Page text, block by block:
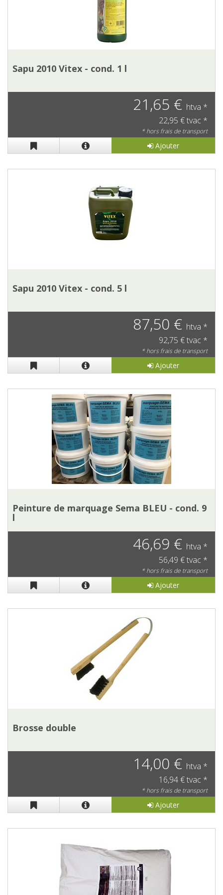
Sapu 2010 Vitex - cond. 1 l
21,65 € htva *
22,95 € tvac *
* hors frais de transport
Ajouter
Sapu 2010 Vitex - cond. 5 l
87,50 € htva *
92,75 € tvac *
* hors frais de transport
Ajouter
Peinture de marquage Sema BLEU - cond. 9
l
46,69 € htva *
56,49 € tvac *
* hors frais de transport
Ajouter
Brosse double
14,00 € htva *
16,94 € tvac *
* hors frais de transport
Ajouter